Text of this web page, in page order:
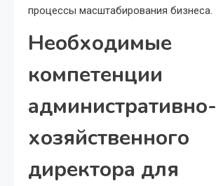
процессы масштабирования бизнеса.
Необходимые
компетенции
административно-
хозяйственного
директора для